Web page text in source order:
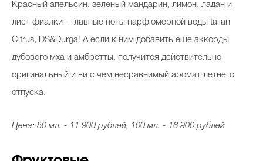
Красный апельсин, зеленый мандарин, лимон, ладан и
лист фиалки - главные ноты парфюмерной воды talian
Citrus, DS&Durga! А если к ним добавить еще аккорды
дубового мха и амбретты, получится действительно
оригинальный и ни с чем несравнимый аромат летнего
отпуска.
Цена: 50 мл. - 11 900 рублей, 100 мл. - 16 900 рублей